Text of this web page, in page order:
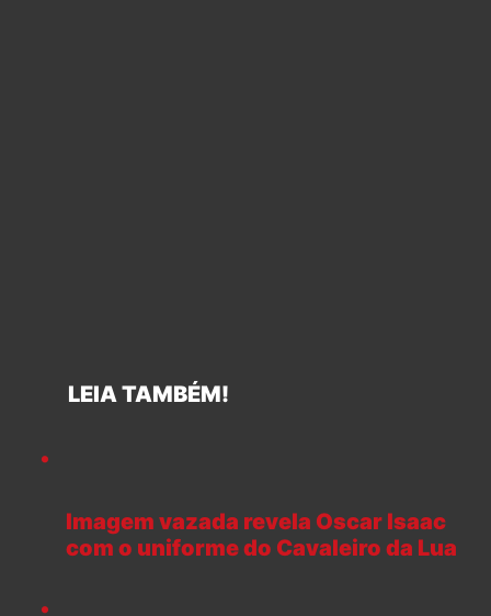
LEIA TAMBÉM!
Imagem vazada revela Oscar Isaac
com o uniforme do Cavaleiro da Lua